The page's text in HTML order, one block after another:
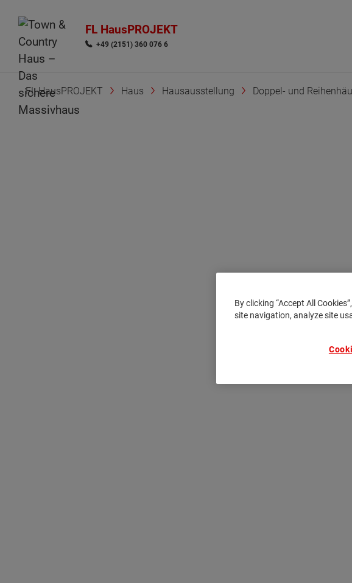
FL HausPROJEKT
+49 (2151) 360 076 6
FL HausPROJEKT Haus Hausausstellung Doppel- und
By clicking “Accept All
site navigation, analyze site